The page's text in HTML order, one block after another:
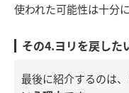
使われた可能性は十分
その4.ヨリを戻した
最後に紹介するのは、